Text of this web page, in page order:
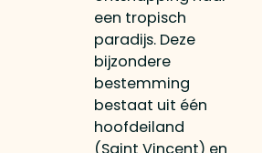
een tropisch
paradijs. Deze
bijzondere
bestemming
bestaat uit één
hoofdeiland